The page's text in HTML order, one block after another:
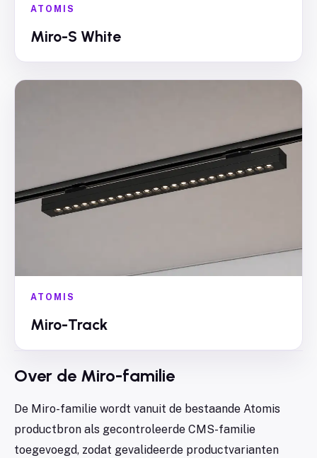
ATOMIS
Miro-S White
ATOMIS
Miro-Track
Over de Miro-familie
De Miro-familie wordt vanuit de bestaande Atomis
productbron als gecontroleerde CMS-familie
toegevoegd, zodat gevalideerde productvarianten